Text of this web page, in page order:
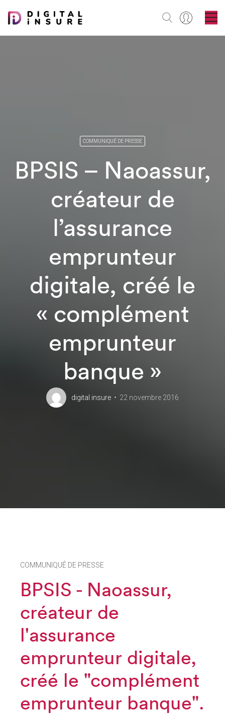
COMMUNIQUÉ DE PRESSE
BPSIS – Naoassur,
créateur de
l’assurance
emprunteur
digitale, créé le
« complément
emprunteur
banque »
digital insure 22 novembre 2016
COMMUNIQUÉ DE PRESSE
BPSIS - Naoassur,
créateur de
l'assurance
emprunteur digitale,
créé le "complément
emprunteur banque".